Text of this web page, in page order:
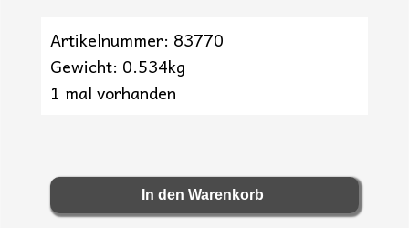
Artikelnummer: 83770
Gewicht: 0.534kg
1 mal vorhanden